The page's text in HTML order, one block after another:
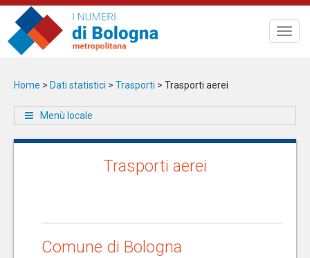
Salta
contenuto
principale
Home > Dati statistici > Trasporti > Trasporti aerei
Menù locale
Trasporti aerei
Comune di Bologna